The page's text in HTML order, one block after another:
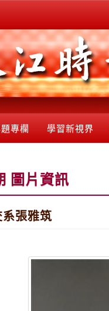
專欄 學習新視界
圖片資訊
張雅筑